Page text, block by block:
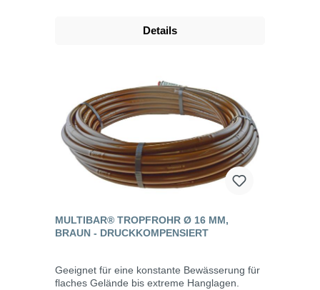
Details
MULTIBAR® TROPFROHR Ø 16 MM,
BRAUN - DRUCKKOMPENSIERT
Geeignet für eine konstante Bewässerung für
flaches Gelände bis extreme Hanglagen.